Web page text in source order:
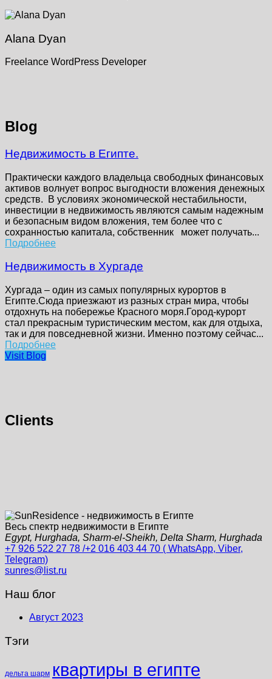
Alana Dyan
Freelance WordPress Developer
Blog
Недвижимость в Египте.
Практически каждого владельца свободных финансовых
активов волнует вопрос выгодности вложения денежных
средств. В условиях экономической нестабильности,
инвестиции в недвижимость являются самым надежным
и безопасным видом вложения, тем более что с
сохранностью капитала, собственник может получать...
Подробнее
Недвижимость в Хургаде
Хургада – один из самых популярных курортов в
Египте.Сюда приезжают из разных стран мира, чтобы
отдохнуть на побережье Красного моря.Город-курорт
стал прекрасным туристическим местом, как для отдыха,
так и для повседневной жизни. Именно поэтому сейчас...
Подробнее
Visit Blog
Clients
Весь спектр недвижимости в Египте
Egypt, Hurghada, Sharm-el-Sheikh, Delta Sharm, Hurghada
+7 926 522 27 78 /+2 016 403 44 70 ( WhatsApp, Viber,
Telegram)
sunres@list.ru
Наш блог
Август 2023
Тэги
дельта шарм квартиры в египте